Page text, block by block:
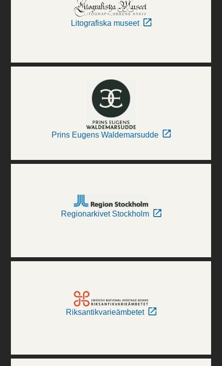
Litografiska museet
Prins Eugens Waldemarsudde
Regionarkivet Stockholm
Riksantikvarieämbetet